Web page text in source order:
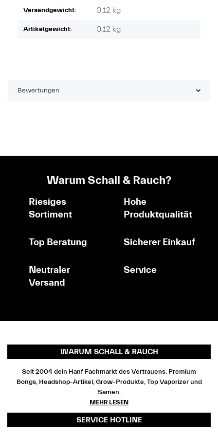
Versandgewicht: 0,12 kg
Artikelgewicht: 0,12 kg
Bewertungen
Warum Schall & Rauch?
Riesiges
Sortiment
Hohe
Produktqualität
Top Beratung Sicherer Einkauf
Neutraler
Versand
Service
WARUM SCHALL & RAUCH
Seit 2004 dein Hanf Fachmarkt des Vertrauens. Premium
Bongs, Headshop-Artikel, Grow-Produkte, Top Vaporizer und
Samen.
MEHR LESEN
SERVICE HOTLINE